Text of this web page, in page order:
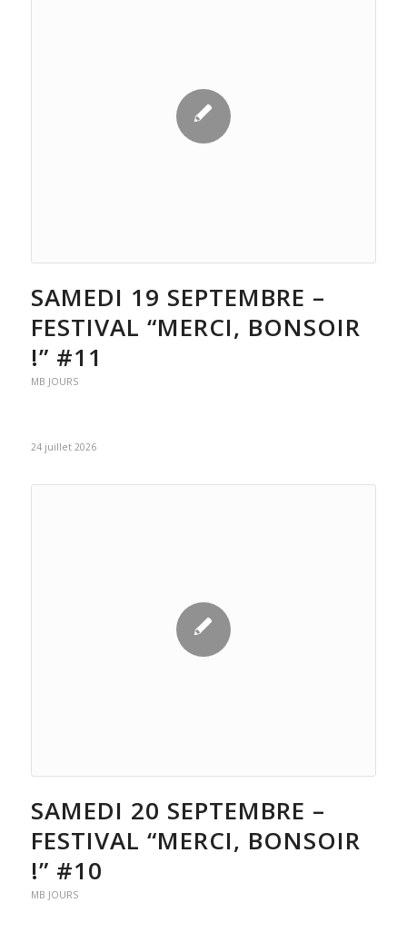
SAMEDI 19 SEPTEMBRE –
FESTIVAL “MERCI, BONSOIR
!” #11
MB JOURS
24 juillet 2026
SAMEDI 20 SEPTEMBRE –
FESTIVAL “MERCI, BONSOIR
!” #10
MB JOURS